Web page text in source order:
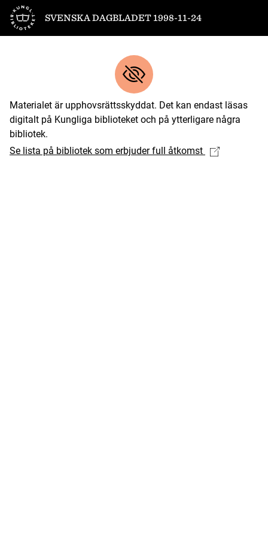
Till startsidan
SVENSKA DAGBLADET 1998-11-24
Materialet är upphovsrättsskyddat. Det kan endast läsas
digitalt på Kungliga biblioteket och på ytterligare några
bibliotek.
Se lista på bibliotek som erbjuder full åtkomst